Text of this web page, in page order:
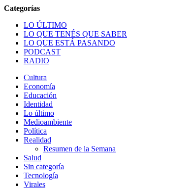
LO ÚLTIMO
LO QUE TENÉS QUE SABER
LO QUE ESTÁ PASANDO
PODCAST
RADIO
Cultura
Economía
Educación
Identidad
Lo último
Medioambiente
Política
Realidad
Resumen de la Semana
Salud
Sin categoría
Tecnología
Virales